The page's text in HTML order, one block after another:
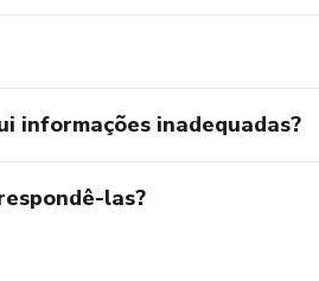
informações inadequadas?
las?